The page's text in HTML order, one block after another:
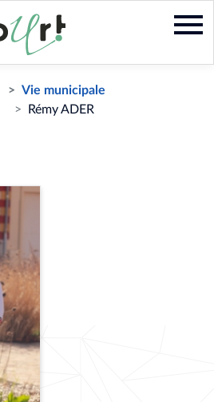
Aller
au
contenu
Vie municipale
Rémy ADER